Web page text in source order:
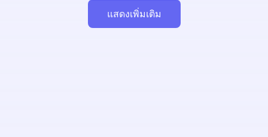
แสดงเพิ่มเติม